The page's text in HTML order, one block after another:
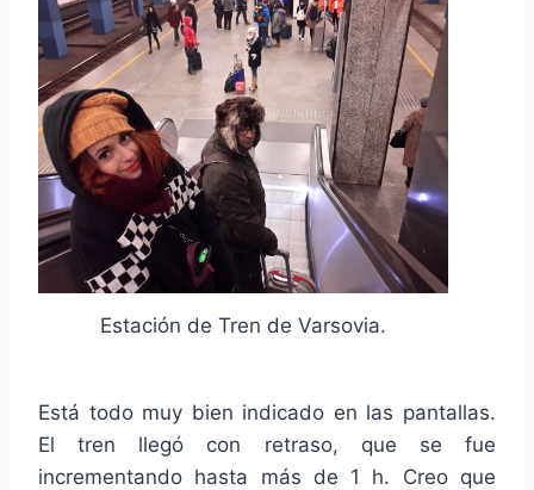
Estación de Tren de Varsovia.
Está todo muy bien indicado en las pantallas.
El tren llegó con retraso, que se fue
incrementando hasta más de 1 h. Creo que